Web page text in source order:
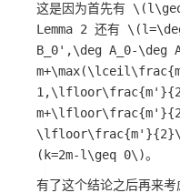
这是因为首先有
Lemma 2 还有
B_0',\deg A_0-\deg
(k=2m-l\geq 0\)。
有了这个结论之后再来